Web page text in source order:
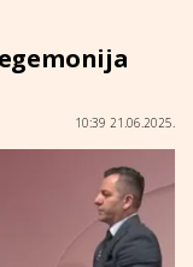
10:39 21.06.2025.